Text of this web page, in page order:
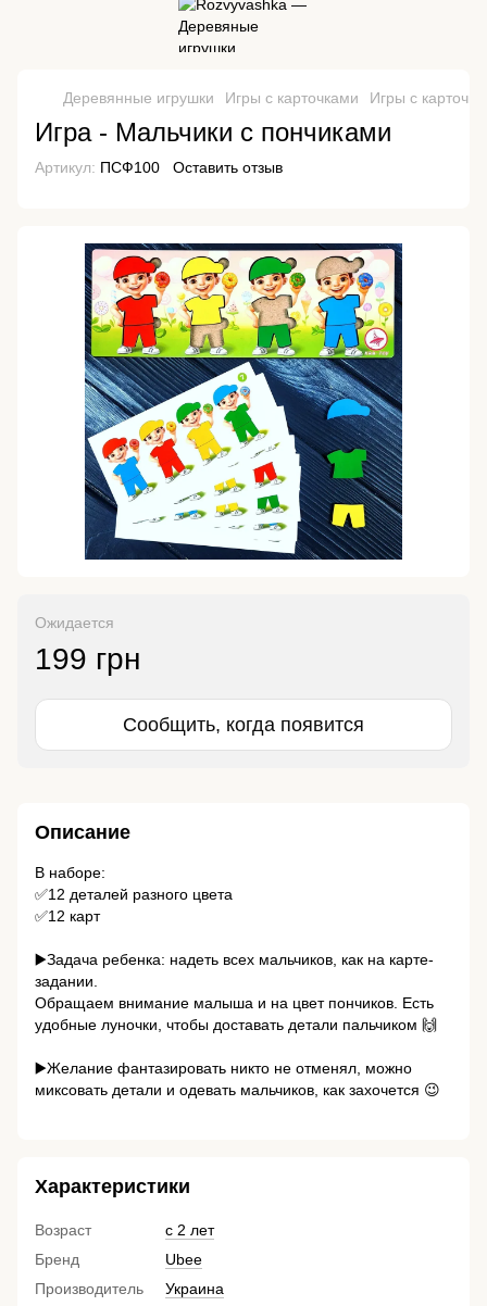
Деревянные игрушки Игры с карточками Игры с
Игра - Мальчики с пончиками
Артикул: ПСФ100 Оставить отзыв
Ожидается
199 грн
Сообщить, когда появится
Описание
В наборе:
✅12 деталей разного цвета
✅12 карт
▶️Задача ребенка: надеть всех мальчиков, как на карте-
задании.
Обращаем внимание малыша и на цвет пончиков. Есть
удобные луночки, чтобы доставать детали пальчиком 🙌
▶️Желание фантазировать никто не отменял, можно
миксовать детали и одевать мальчиков, как захочется 😉
Характеристики
Возраст
с 2 лет
Бренд
Ubee
Производитель
Украина